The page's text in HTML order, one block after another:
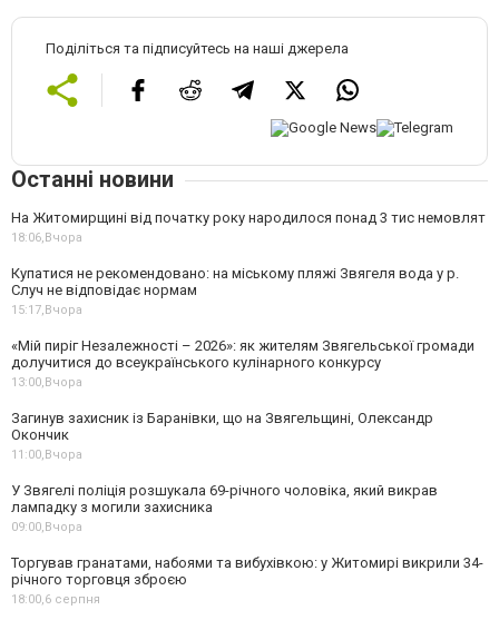
Поділіться та підписуйтесь на наші джерела
Останні новини
На Житомирщині від початку року народилося понад 3 тис немовлят
18:06,Вчора
Купатися не рекомендовано: на міському пляжі Звягеля вода у р.
Случ не відповідає нормам
15:17,Вчора
«Мій пиріг Незалежності – 2026»: як жителям Звягельської громади
долучитися до всеукраїнського кулінарного конкурсу
13:00,Вчора
Загинув захисник із Баранівки, що на Звягельщині, Олександр
Окончик
11:00,Вчора
У Звягелі поліція розшукала 69-річного чоловіка, який викрав
лампадку з могили захисника
09:00,Вчора
Торгував гранатами, набоями та вибухівкою: у Житомирі викрили 34-
річного торговця зброєю
18:00,6 серпня